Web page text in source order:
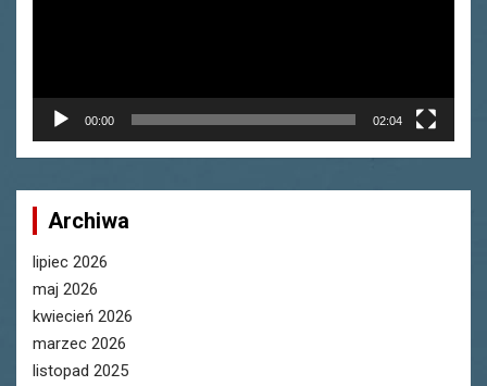
00:00 02:04
Archiwa
lipiec 2026
maj 2026
kwiecień 2026
marzec 2026
listopad 2025